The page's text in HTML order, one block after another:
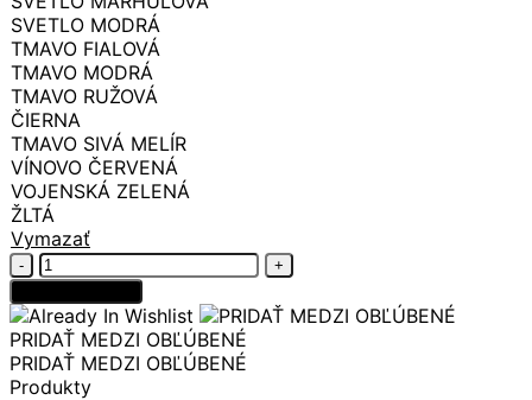
SVETLO MODRÁ
TMAVO FIALOVÁ
TMAVO MODRÁ
TMAVO RUŽOVÁ
ČIERNA
TMAVO SIVÁ MELÍR
VÍNOVO ČERVENÁ
VOJENSKÁ ZELENÁ
ŽLTÁ
Vymazať
množstvo
Dvojvrstvová
úpletová
čelenka
rovná
PRIDAŤ MEDZI OBĽÚBENÉ
PRIDAŤ MEDZI OBĽÚBENÉ
Produkty